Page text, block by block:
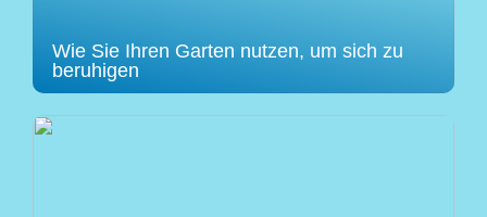
Wie Sie Ihren Garten nutzen, um sich zu
beruhigen